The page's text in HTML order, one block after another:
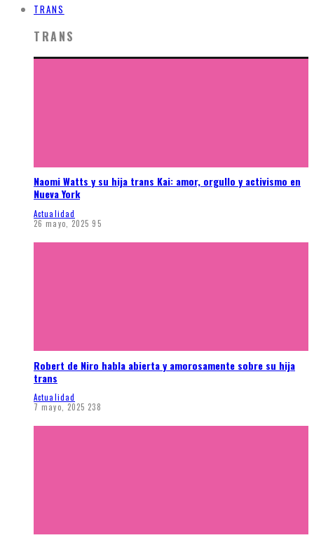
TRANS
TRANS
Naomi Watts y su hija trans Kai: amor, orgullo y activismo en
Nueva York
Actualidad
26 mayo, 2025 95
Robert de Niro habla abierta y amorosamente sobre su hija
trans
Actualidad
7 mayo, 2025 238